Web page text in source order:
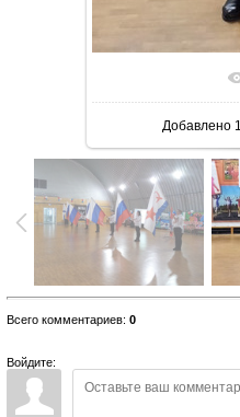
В
Добавлено
Всего комментариев: 0
Войдите: